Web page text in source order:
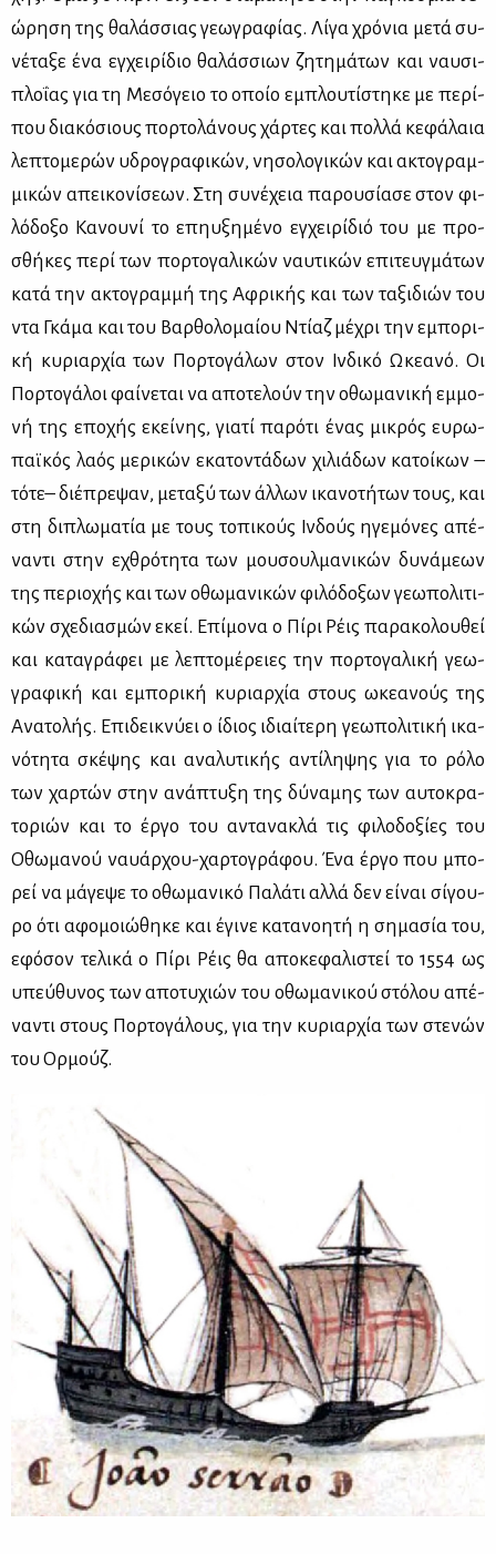
ώ­ρη­ση της θα­λάσ­σιας γε­ω­γρα­φί­ας. Λί­γα χρό­νια με­τά συ­
νέ­τα­ξε ένα εγ­χει­ρί­διο θα­λάσ­σιων ζη­τη­μά­των και ναυ­σι­
πλο­ΐ­ας για τη Με­σό­γειο το οποίο εμπλου­τί­στη­κε με πε­ρί­
που δια­κό­σιους πορ­το­λά­νους χάρ­τες και πολ­λά κε­φά­λαια
λε­πτο­με­ρών υδρο­γρα­φι­κών, νη­σο­λο­γι­κών και ακτο­γραμ­
μι­κών απει­κο­νί­σε­ων. Στη συ­νέ­χεια πα­ρου­σί­α­σε στον φι­
λό­δο­ξο Κα­νου­νί το επηυ­ξη­μέ­νο εγ­χει­ρί­διό του με προ­
σθή­κες πε­ρί των πορ­το­γα­λι­κών ναυ­τι­κών επι­τευγ­μά­των
κα­τά την ακτο­γραμ­μή της Αφρι­κής και των τα­ξι­διών του
ντα Γκά­μα και του Βαρ­θο­λο­μαί­ου Ντί­αζ μέ­χρι την εμπο­ρι­
κή κυ­ριαρ­χία των Πορ­το­γά­λων στον Ιν­δι­κό Ωκε­α­νό. Οι
Πορ­το­γά­λοι φαί­νε­ται να απο­τε­λούν την οθω­μα­νι­κή εμ­μο­
νή της επο­χής εκεί­νης, για­τί πα­ρό­τι ένας μι­κρός ευ­ρω­
παϊ­κός λα­ός με­ρι­κών εκα­το­ντά­δων χι­λιά­δων κα­τοί­κων –
τό­τε– διέ­πρε­ψαν, με­τα­ξύ των άλ­λων ικα­νο­τή­των τους, και
στη δι­πλω­μα­τία με τους το­πι­κούς Ιν­δούς ηγε­μό­νες απέ­
να­ντι στην εχθρό­τη­τα των μου­σουλ­μα­νι­κών δυ­νά­με­ων
της πε­ριο­χής και των οθω­μα­νι­κών φι­λό­δο­ξων γε­ω­πο­λι­τι­
κών σχε­δια­σμών εκεί. Επί­μο­να ο Πί­ρι Ρέις πα­ρα­κο­λου­θεί
και κα­τα­γρά­φει με λε­πτο­μέ­ρειες την πορ­το­γα­λι­κή γε­ω­
γρα­φι­κή και εμπο­ρι­κή κυ­ριαρ­χία στους ωκε­α­νούς της
Ανα­το­λής. Επι­δει­κνύ­ει ο ίδιος ιδιαί­τε­ρη γε­ω­πο­λι­τι­κή ικα­
νό­τη­τα σκέ­ψης και ανα­λυ­τι­κής αντί­λη­ψης για το ρό­λο
των χαρ­τών στην ανά­πτυ­ξη της δύ­να­μης των αυ­το­κρα­
το­ριών και το έρ­γο του αντα­να­κλά τις φι­λο­δο­ξί­ες του
Οθω­μα­νού ναυάρ­χου-χαρ­το­γρά­φου. Ένα έρ­γο που μπο­
ρεί να μά­γε­ψε το οθω­μα­νι­κό Πα­λά­τι αλ­λά δεν εί­ναι σί­γου­
ρο ότι αφο­μοιώ­θη­κε και έγι­νε κα­τα­νοη­τή η ση­μα­σία του,
εφό­σον τε­λι­κά ο Πί­ρι Ρέις θα απο­κε­φα­λι­στεί το 1554 ως
υπεύ­θυ­νος των απο­τυ­χιών του οθω­μα­νι­κού στό­λου απέ­
να­ντι στους Πορ­το­γά­λους, για την κυ­ριαρ­χία των στε­νών
του Ορ­μούζ.